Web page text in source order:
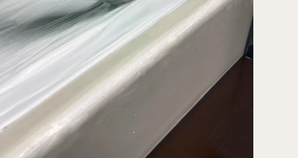
тонировки или золочения
поталью
Именно такие точечные, ювелирно
проработанные акценты формируют
породистый, законченный музейный
образ интерьера. В отличие от
хрупкого пластика, гипсовый декор со
временем приобретает благородство
антиквариата, а случайные